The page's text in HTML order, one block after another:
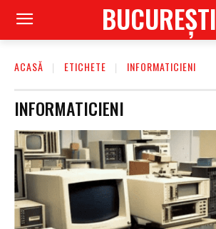
BUCUREŞTI
ACASĂ ETICHETE INFORMATICIENI
INFORMATICIENI